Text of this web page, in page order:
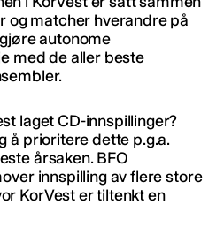
og matcher hverandre på
autonome
med de aller beste
laget CD-innspillinger?
å prioritere dette p.g.a.
årsaken. BFO
innspilling av flere store
KorVest er tiltenkt en